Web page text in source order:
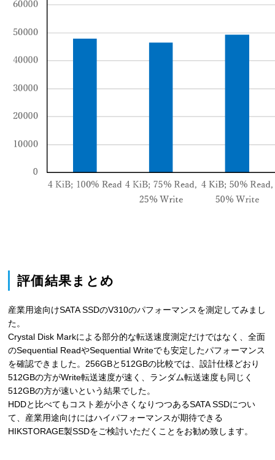
評価結果まとめ
産業用途向けSATA SSDのV310のパフォーマンスを測定してみまし
た。
Crystal Disk Markによる部分的な転送速度測定だけではなく、全面
のSequential ReadやSequential Writeでも安定したパフォーマンス
を確認できました。256GBと512GBの比較では、設計仕様どおり
512GBの方がWrite転送速度が速く、ランダム転送速度も同じく
512GBの方が速いという結果でした。
HDDと比べてもコスト差が小さくなりつつあるSATA SSDについ
て、産業用途向けにはハイパフォーマンスが期待できる
HIKSTORAGE製SSDをご検討いただくことをお勧め致します。